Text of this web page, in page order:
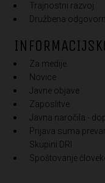
Trajnostni razvoj
Družbena
Za medije
Novice
Javne objave
Zaposlitve
Javna naročila -
Prijava suma
Skupini DRI
Spoštovanje